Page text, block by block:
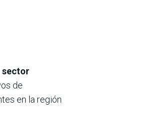
sector
de
en la región